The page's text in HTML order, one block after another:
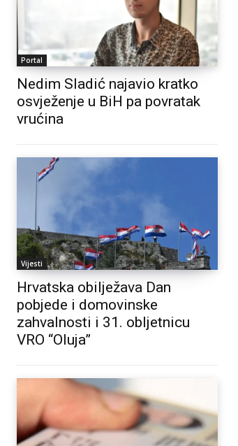
Portal
Nedim Sladić najavio kratko
osvježenje u BiH pa povratak
vrućina
Vijesti
Hrvatska obilježava Dan
pobjede i domovinske
zahvalnosti i 31. obljetnicu
VRO “Oluja”